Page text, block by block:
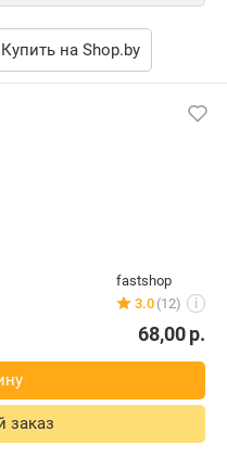
Купить на Shop.by
fastshop
3.0 (12) i
68,00р.
заказ